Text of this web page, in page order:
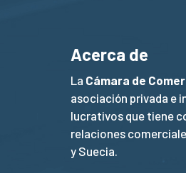
Acerca de
La Cámara de
asociación privada e
lucrativos que tiene
relaciones
y Suecia.